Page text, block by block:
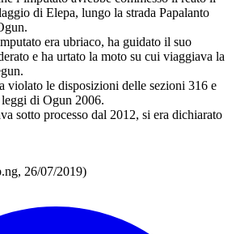
di Elepa, lungo la strada Papalanto
era ubriaco, ha guidato il suo
e ha urtato la moto su cui viaggiava la
violato le disposizioni delle sezioni 316 e
di Ogun 2006.
sotto processo dal 2012, si era dichiarato
26/07/2019)